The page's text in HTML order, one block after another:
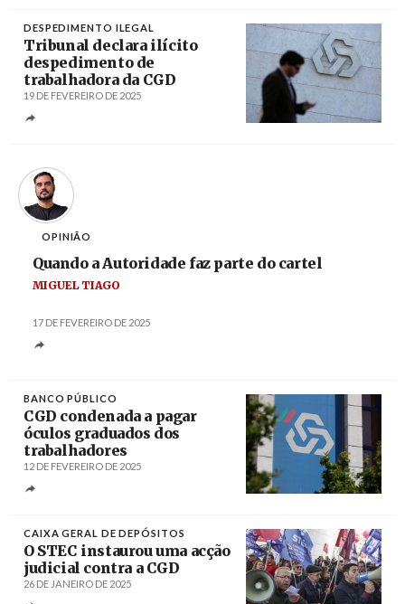
DESPEDIMENTO ILEGAL
Tribunal declara ilícito
despedimento de
trabalhadora da CGD
19 DE FEVEREIRO DE 2025
OPINIÃO
Quando a Autoridade faz parte do cartel
MIGUEL TIAGO
17 DE FEVEREIRO DE 2025
BANCO PÚBLICO
CGD condenada a pagar
óculos graduados dos
trabalhadores
12 DE FEVEREIRO DE 2025
CAIXA GERAL DE DEPÓSITOS
O STEC instaurou uma acção
judicial contra a CGD
26 DE JANEIRO DE 2025